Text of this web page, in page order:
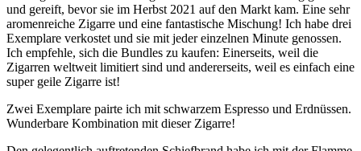
und gereift, bevor sie im Herbst 2021 auf den Markt kam. Eine sehr
aromenreiche Zigarre und eine fantastische Mischung! Ich habe drei
Exemplare verkostet und sie mit jeder einzelnen Minute genossen.
Ich empfehle, sich die Bundles zu kaufen: Einerseits, weil die
Zigarren weltweit limitiert sind und andererseits, weil es einfach eine
super geile Zigarre ist!
Zwei Exemplare pairte ich mit schwarzem Espresso und Erdnüssen.
Wunderbare Kombination mit dieser Zigarre!